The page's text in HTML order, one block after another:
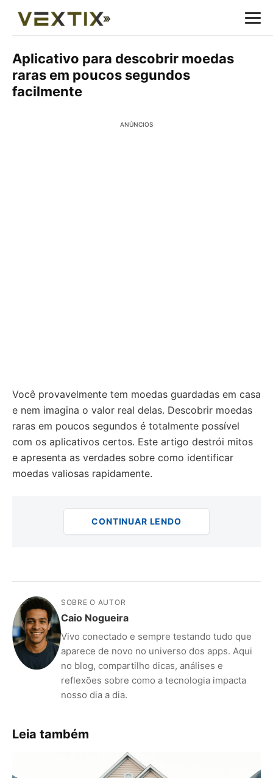
Aplicativo para descobrir moedas
raras em poucos segundos
facilmente
ANÚNCIOS
Você provavelmente tem moedas guardadas em casa
e nem imagina o valor real delas. Descobrir moedas
raras em poucos segundos é totalmente possível
com os aplicativos certos. Este artigo destrói mitos
e apresenta as verdades sobre como identificar
moedas valiosas rapidamente.
CONTINUAR LENDO
ANÚNCIOS
SOBRE O AUTOR
Caio Nogueira
Vivo conectado e sempre testando tudo que
aparece de novo no universo dos apps. Aqui
no blog, compartilho dicas, análises e
reflexões sobre como a tecnologia impacta
nosso dia a dia.
Leia também